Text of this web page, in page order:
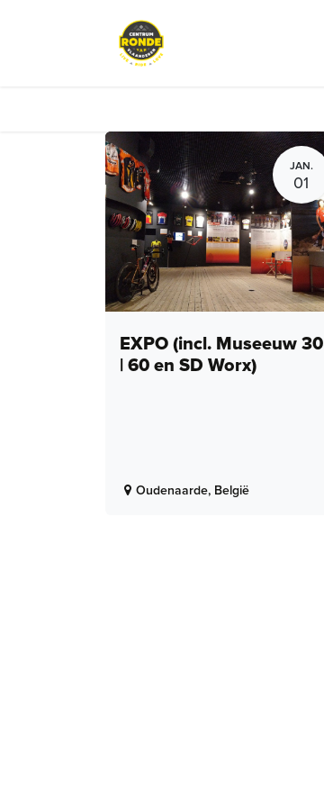
JAN.
01
EXPO (incl. Museeuw 30
| 60 en SD Worx)
Oudenaarde, België